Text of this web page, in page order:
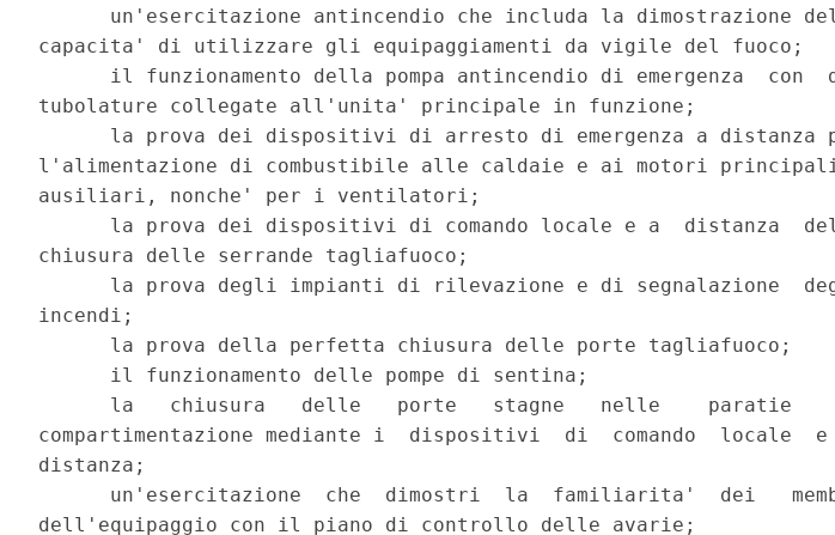
un'esercitazione antincendio che includa la dimostrazione
capacita' di utilizzare gli equipaggiamenti da vigile del fuoco;
il funzionamento della pompa antincendio di emergenza  con
tubolature collegate all'unita' principale in funzione;
la prova dei dispositivi di arresto di emergenza a distanza
l'alimentazione di combustibile alle caldaie e ai motori
ausiliari, nonche' per i ventilatori;
la prova dei dispositivi di comando locale e a  distanza
chiusura delle serrande tagliafuoco;
la prova degli impianti di rilevazione e di segnalazione
incendi;
      la prova della perfetta chiusura delle porte tagliafuoco;
      il funzionamento delle pompe di sentina;
la   chiusura   delle   porte   stagne   nelle    paratie
compartimentazione mediante i  dispositivi  di  comando  locale
distanza;
un'esercitazione  che  dimostri  la  familiarita'  dei
dell'equipaggio con il piano di controllo delle avarie;